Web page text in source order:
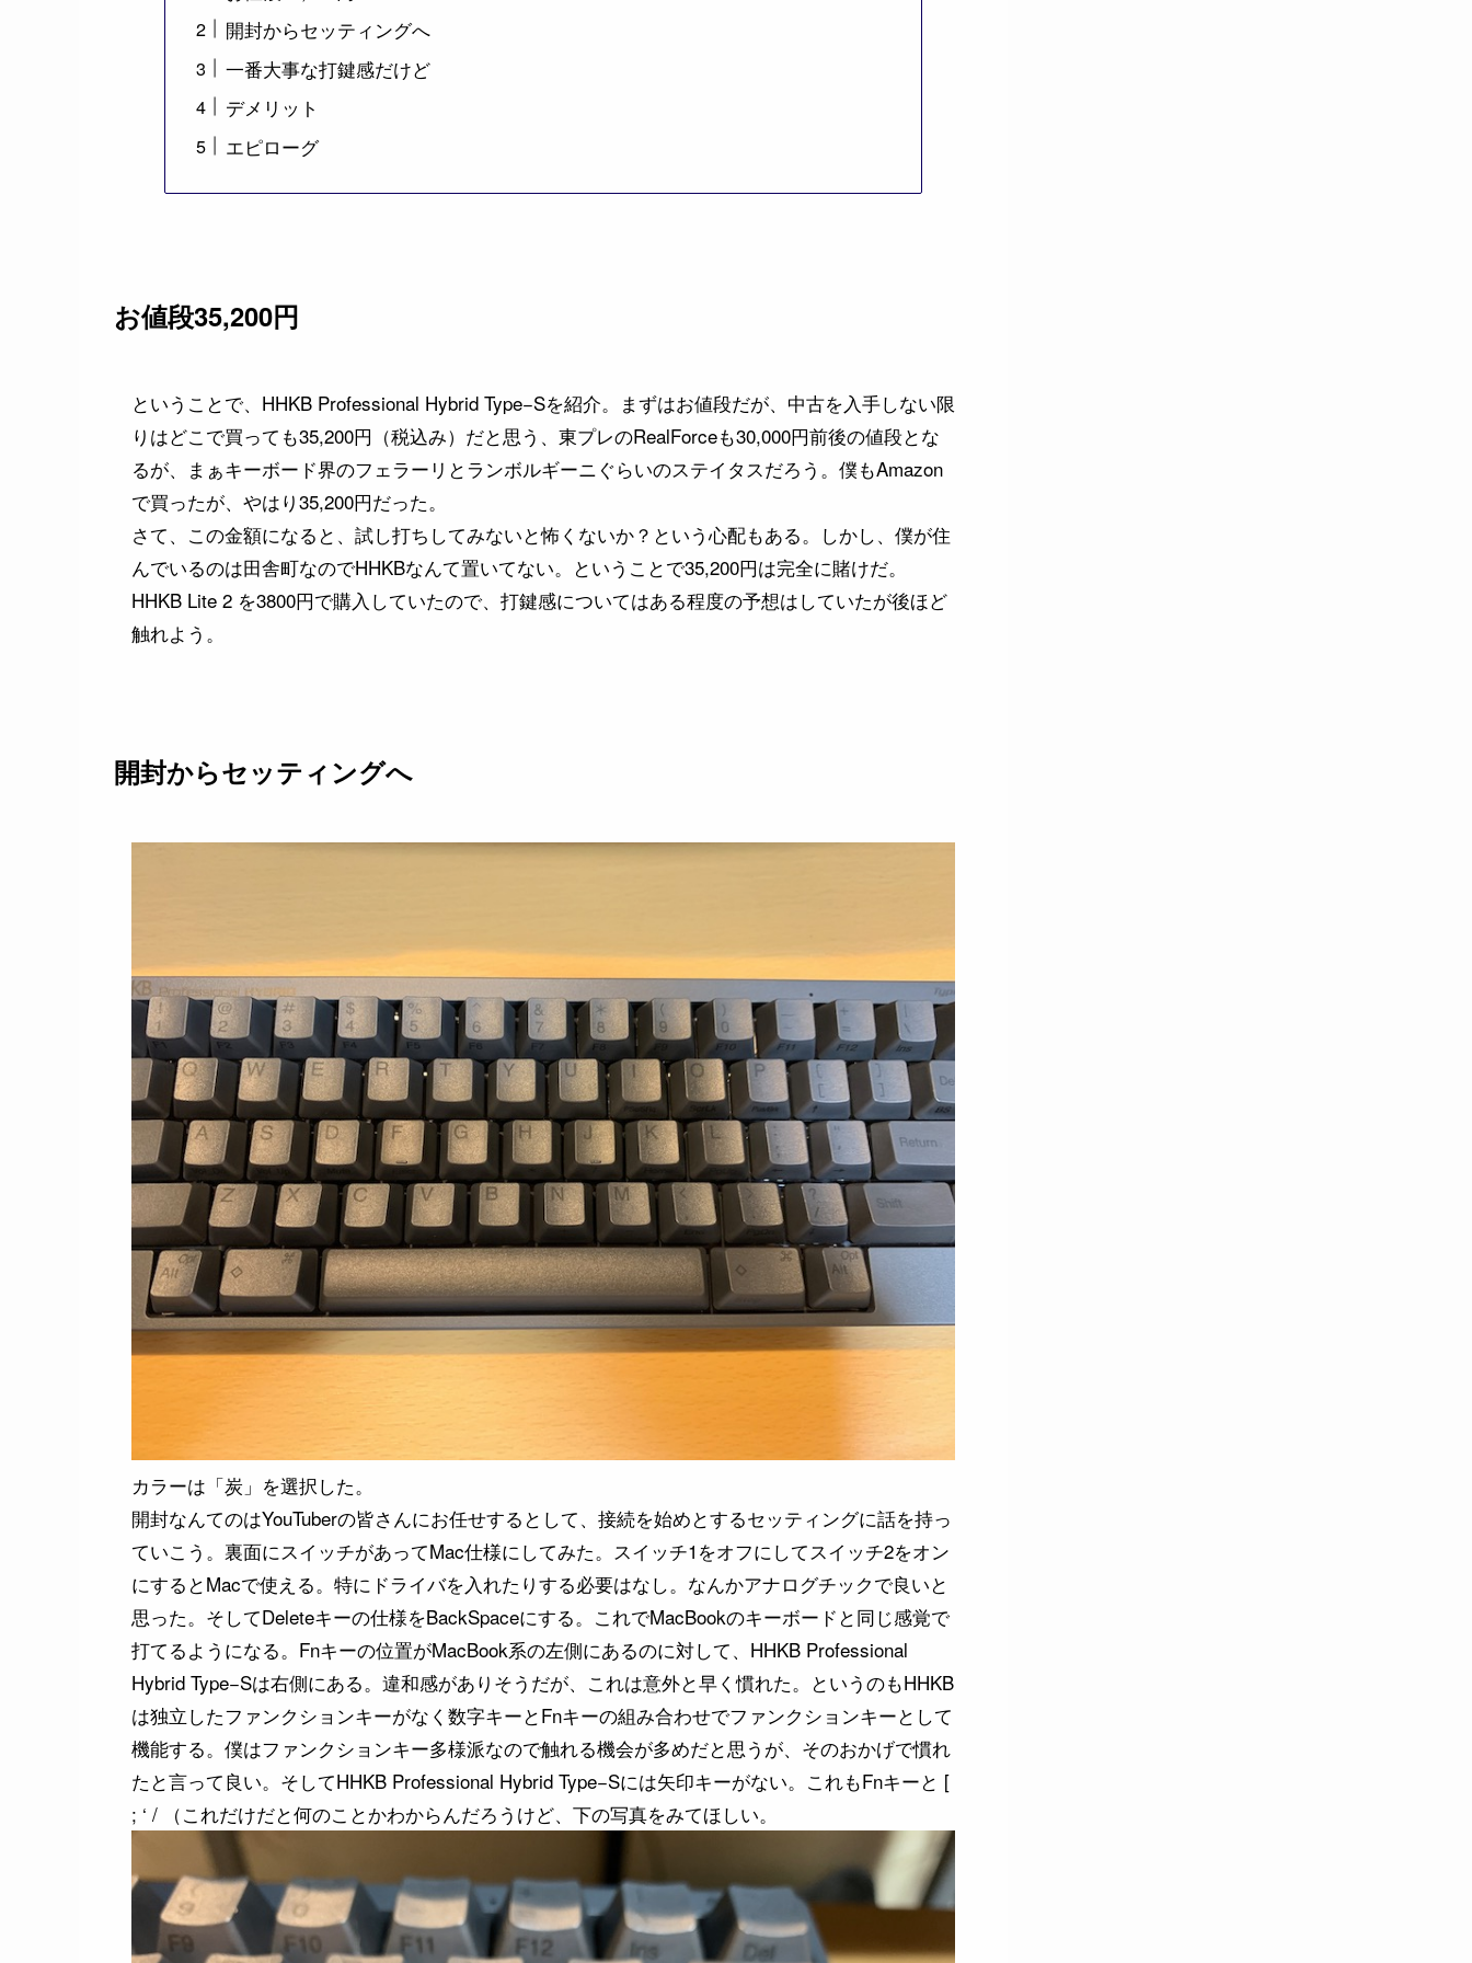
開封からセッティングへ
一番大事な打鍵感だけど
デメリット
エピローグ
お値段35,200円
ということで、HHKB Professional Hybrid Type−Sを紹介。まずはお値段だが、中古を入手しない限
りはどこで買っても35,200円（税込み）だと思う、東プレのRealForceも30,000円前後の値段とな
るが、まぁキーボード界のフェラーリとランボルギーニぐらいのステイタスだろう。僕もAmazon
で買ったが、やはり35,200円だった。
さて、この金額になると、試し打ちしてみないと怖くないか？という心配もある。しかし、僕が住
んでいるのは田舎町なのでHHKBなんて置いてない。ということで35,200円は完全に賭けだ。
HHKB Lite 2 を3800円で購入していたので、打鍵感についてはある程度の予想はしていたが後ほど
触れよう。
開封からセッティングへ
カラーは「炭」を選択した。
開封なんてのはYouTuberの皆さんにお任せするとして、接続を始めとするセッティングに話を持っ
ていこう。裏面にスイッチがあってMac仕様にしてみた。スイッチ1をオフにしてスイッチ2をオン
にするとMacで使える。特にドライバを入れたりする必要はなし。なんかアナログチックで良いと
思った。そしてDeleteキーの仕様をBackSpaceにする。これでMacBookのキーボードと同じ感覚で
打てるようになる。Fnキーの位置がMacBook系の左側にあるのに対して、HHKB Professional
Hybrid Type−Sは右側にある。違和感がありそうだが、これは意外と早く慣れた。というのもHHKB
は独立したファンクションキーがなく数字キーとFnキーの組み合わせでファンクションキーとして
機能する。僕はファンクションキー多様派なので触れる機会が多めだと思うが、そのおかげで慣れ
たと言って良い。そしてHHKB Professional Hybrid Type−Sには矢印キーがない。これもFnキーと [
; ‘ / （これだけだと何のことかわからんだろうけど、下の写真をみてほしい。